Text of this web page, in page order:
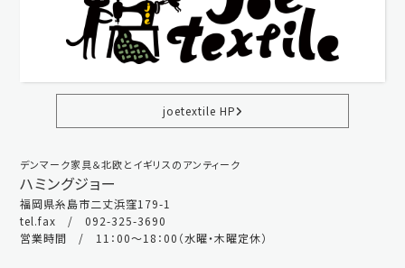
joetextile HP
デンマーク家具＆北欧とイギリスのアンティーク
ハミングジョー
福岡県糸島市二丈浜窪179-1
tel.fax / 092-325-3690
営業時間 / 11：00～18：00（水曜・木曜定休）